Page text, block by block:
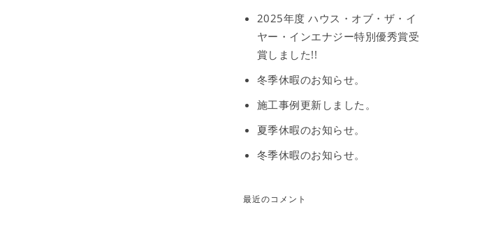
2025年度 ハウス・オブ・ザ・イ
ヤー・インエナジー特別優秀賞受
賞しました!!
冬季休暇のお知らせ。
施工事例更新しました。
夏季休暇のお知らせ。
冬季休暇のお知らせ。
最近のコメント